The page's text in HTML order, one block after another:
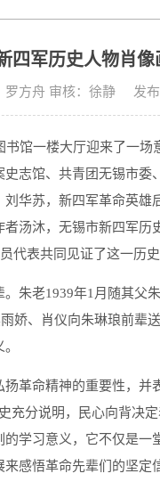
四军历史人物肖
罗方舟 审核：徐静 发
书馆一楼大厅迎来了一
志馆、共青团无锡市
华苏，新四军革命英
汤沐，无锡市新四军
代表共同见证了这一历
朱老1939年1月随其父
娇、肖仪向朱琳琅前辈
革命精神的重要性，
充分说明，民心向背决
学习意义，它不仅是
感悟革命先辈们的坚定